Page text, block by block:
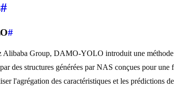
#
#
Alibaba Group, DAMO-YOLO introduit une
des structures générées par NAS conçues pour
l'agrégation des caractéristiques et les prédictions